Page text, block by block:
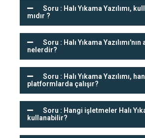
Soru : Halı Yıkama Yazılımı,
mıdır ?
Soru : Halı Yıkama
nelerdir?
Soru : Halı Yıkama Yazılımı,
platformlarda çalışır?
Soru : Hangi işletmeler Halı
kullanabilir?